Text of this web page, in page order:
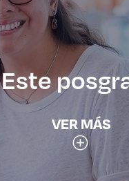
Este
VER MÁS